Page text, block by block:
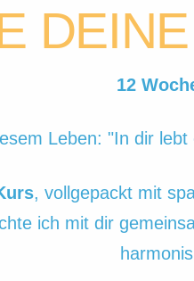
12
Leben: "In dir
, vollgepackt mit
ich mit dir